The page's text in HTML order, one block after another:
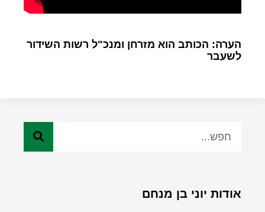
הערה: הכותב הוא מזרחן ומנכ"ל רשות השידור
לשעבר
אודות יוני בן מנחם